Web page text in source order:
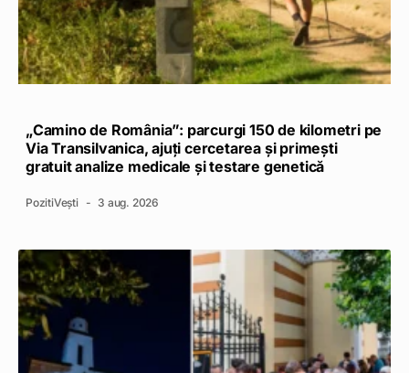
„Camino de România”: parcurgi 150 de kilometri pe
Via Transilvanica, ajuți cercetarea și primești
gratuit analize medicale și testare genetică
PozitiVești 3 aug. 2026